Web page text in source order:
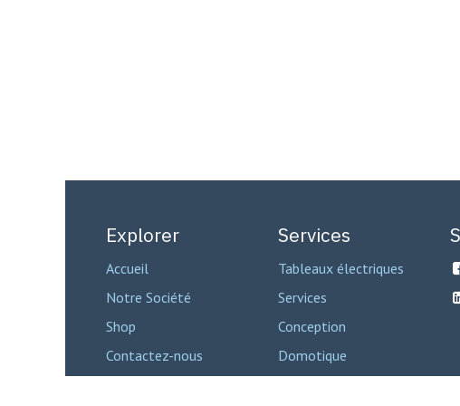
Explorer
Accueil
Notre Société
Shop
Contactez-nous
Services
Tableaux électriques
Services
Conception
Domotique